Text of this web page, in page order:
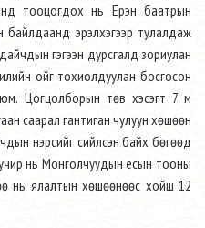
тооцогдох нь Ерэн баатрын
эрэлхэгээр тулалдаж
гэгээн дурсгалд зориулан
ойг тохиолдуулан босгосон
Цогцолборын төв хэсэгт 7 м
саарал гантиган чулуун хөшөөн
нэрсийг сийлсэн байх бөгөөд
нь Монголчуудын есын тооны
нь ялалтын хөшөөнөөс хойш 12